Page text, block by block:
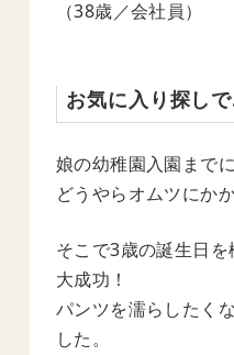
（38歳／会社員）
お気に入り探し
娘の幼稚園入園まで
どうやらオムツにか
そこで3歳の誕生日
大成功！
パンツを濡らしたく
した。